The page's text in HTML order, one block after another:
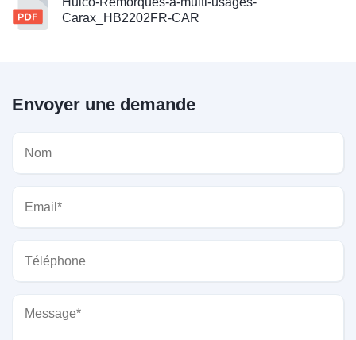
Carax_HB2202FR-CAR
Envoyer une demande